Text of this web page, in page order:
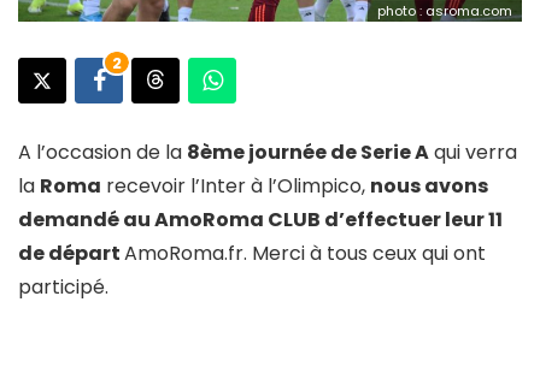
photo : asroma.com
2
A l’occasion de la 8ème journée de Serie Aqui verra
la Roma recevoir l’Inter à l’Olimpico, nous avons
demandé au AmoRoma CLUB d’effectuer leur 11
de départAmoRoma.fr. Merci à tous ceux qui ont
participé.